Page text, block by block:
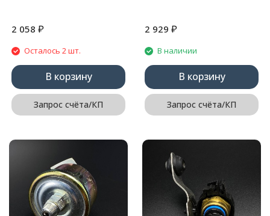
2 058 ₽
Осталось 2 шт.
В корзину
Запрос счёта/КП
2 929 ₽
В наличии
В корзину
Запрос счёта/КП